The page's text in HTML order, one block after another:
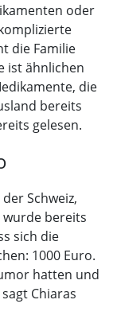
oder
die Familie
ist ähnlichen
die
bereits
gelesen.
Schweiz,
wurde bereits
sich die
1000 Euro.
hatten und
Chiaras